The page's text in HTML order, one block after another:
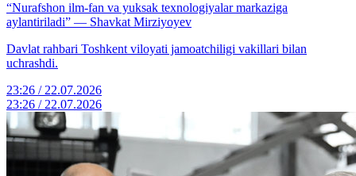
“Nurafshon ilm-fan va yuksak texnologiyalar markaziga
aylantiriladi” — Shavkat Mirziyoyev
Davlat rahbari Toshkent viloyati jamoatchiligi vakillari bilan
uchrashdi.
23:26 / 22.07.2026
23:26 / 22.07.2026